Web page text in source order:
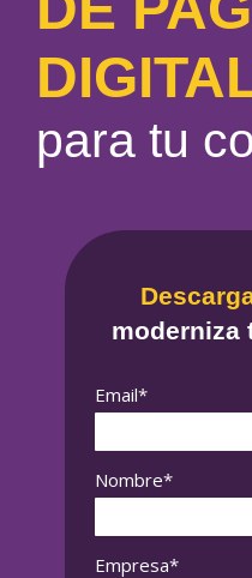
para tu
moderniza
Email*
Nombre*
Empresa*